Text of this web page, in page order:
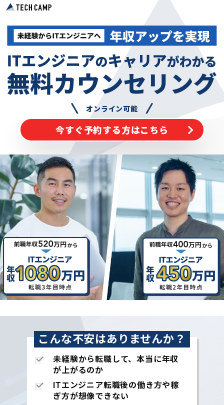
オンライン可能
今すぐ予約する方はこちら
こんな不安はありませんか？
未経験から転職して、本当に年収
が上がるのか
ITエンジニア転職後の働き方や稼
ぎ方が想像できない